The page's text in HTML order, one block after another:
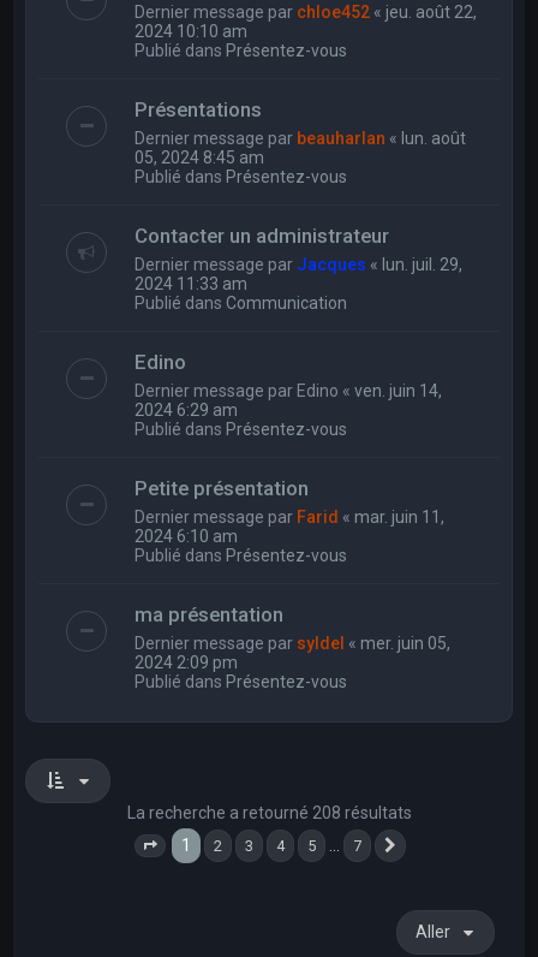
Dernier message par chloe452 « jeu. août 22,
2024 10:10 am
Publié dans Présentez-vous
Présentations
Dernier message par beauharlan « lun. août
05, 2024 8:45 am
Publié dans Présentez-vous
Contacter un administrateur
Dernier message par Jacques « lun. juil. 29,
2024 11:33 am
Publié dans Communication
Edino
Dernier message par Edino «ven. juin 14,
2024 6:29 am
Publié dans Présentez-vous
Petite présentation
Dernier message par Farid « mar. juin 11,
2024 6:10 am
Publié dans Présentez-vous
ma présentation
Dernier message par syldel « mer. juin 05,
2024 2:09 pm
Publié dans Présentez-vous
La recherche a retourné 208 résultats
Page 1 sur
1 2 3 4 5 7
Aller